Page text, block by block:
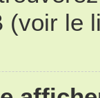
(voir le